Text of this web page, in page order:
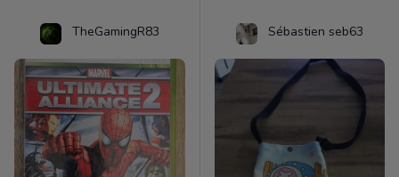
TheGamingR83 Sébastien seb63